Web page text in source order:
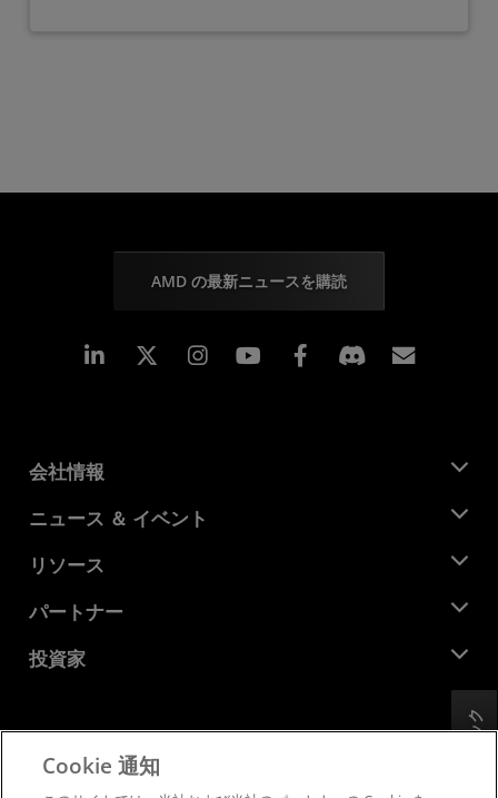
AMD の最新ニュースを購読
Linkedin Instagram Facebook
会社情報
AMD について
企業責任
キャリア
お問い合わせ
ニュース ＆ イベント
ニュースルーム
メディア ライブラリ
リソース
デベロッパー セントラル
ケース スタディ
パートナー
AMD パートナー ハブ
投資家
財務情報
取締役会
プライバシー
フィードバック
Cookie 通知